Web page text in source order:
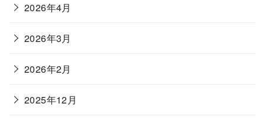
2026年4月
2026年3月
2026年2月
2025年12月